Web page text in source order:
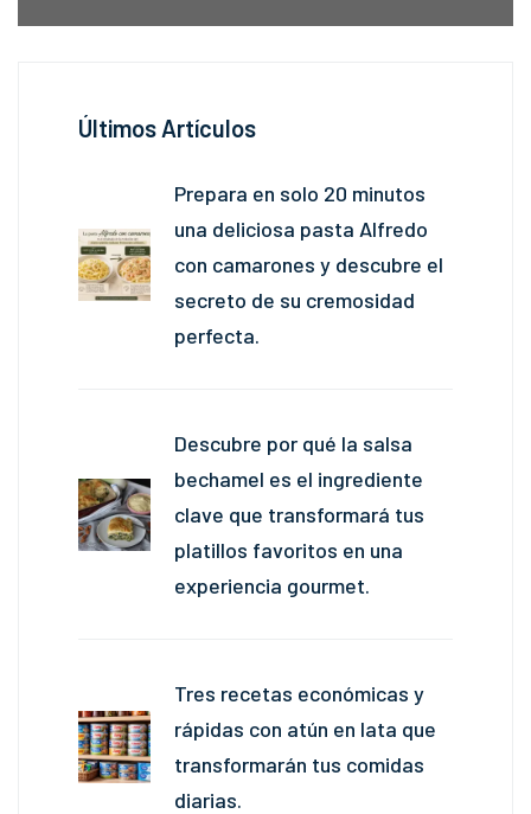
Últimos Artículos
Prepara en solo 20 minutos
una deliciosa pasta Alfredo
con camarones y descubre el
secreto de su cremosidad
perfecta.
Descubre por qué la salsa
bechamel es el ingrediente
clave que transformará tus
platillos favoritos en una
experiencia gourmet.
Tres recetas económicas y
rápidas con atún en lata que
transformarán tus comidas
diarias.